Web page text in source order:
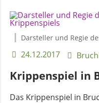
Mittagstisch
Darsteller und Regie
24.12.2017
Krippenspiel in
Das Krippenspiel in